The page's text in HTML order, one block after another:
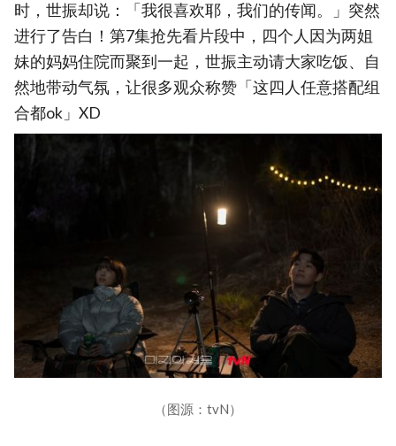
时，世振却说：「我很喜欢耶，我们的传闻。」突然
进行了告白！第7集抢先看片段中，四个人因为两姐
妹的妈妈住院而聚到一起，世振主动请大家吃饭、自
然地带动气氛，让很多观众称赞「这四人任意搭配组
合都ok」XD
（图源：tvN）